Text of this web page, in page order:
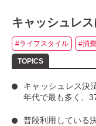
キャッシュレ
#ライフスタイル #消
キャッシュレス決
年代で最も多く、
普段利用している